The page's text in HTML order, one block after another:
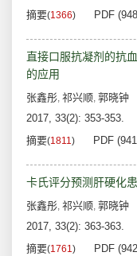
摘要(1366) PDF
直接口服抗凝剂的抗
的应用
张鑫彤, 祁兴顺, 郭晓钟
2017, 33(2): 353-353.
摘要(1811) PDF
卡氏评分预测肝硬化
张鑫彤, 祁兴顺, 郭晓钟
2017, 33(2): 363-363.
摘要(1761) PDF